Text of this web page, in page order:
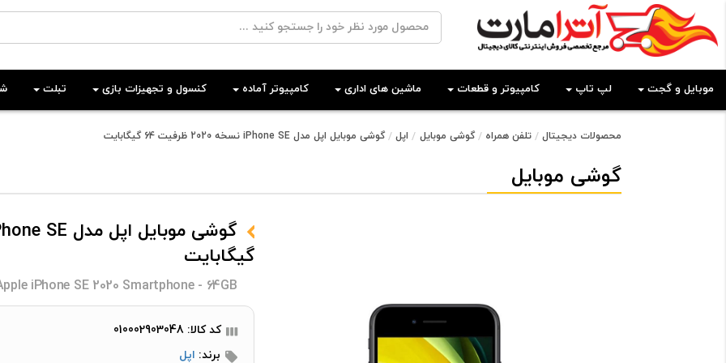
موبایل و گجت لپ تاپ کامپیوتر و قطعات ماشین های اداری کامپیوتر آماده کنسول و تجهیزات بازی تبلت
محصولات دیجیتال تلفن همراه گوشی موبایل اپل گوشی موبایل اپل مدل iPhone SE نسخه 2020 ظرفیت 64 گیگابایت
گوشی موبایل
گیگابایت
iPhone SE 2020 Smartphone - 64GB
کد کالا: 010002903048
برند: اپل